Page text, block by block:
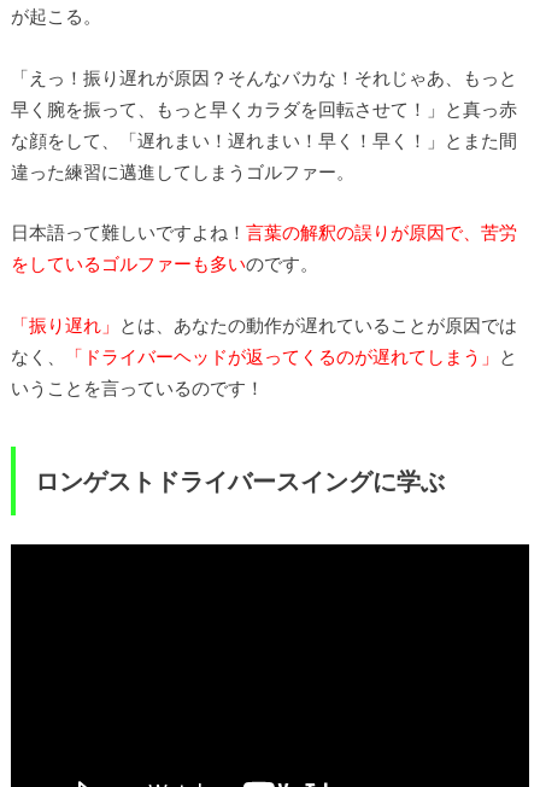
が起こる。
「えっ！振り遅れが原因？そんなバカな！それじゃあ、もっと
早く腕を振って、もっと早くカラダを回転させて！」と真っ赤
な顔をして、「遅れまい！遅れまい！早く！早く！」とまた間
違った練習に邁進してしまうゴルファー。
日本語って難しいですよね！ 言葉の解釈の誤りが原因で、苦労
をしているゴルファーも多いのです。
「振り遅れ」
とは、あなたの動作が遅れていることが原因では
なく、
「ドライバーヘッドが返ってくるのが遅れてしまう」
と
いうことを言っているのです！
ロンゲストドライバースイングに学ぶ